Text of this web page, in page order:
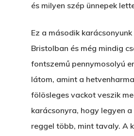
és milyen szép ünnepek
Ez a második
Bristolban és még mindig
fontszemű pennymosolyú
látom, amint a
fölösleges vackot veszik
karácsonyra, hogy legyen
reggel több, mint tavaly. A